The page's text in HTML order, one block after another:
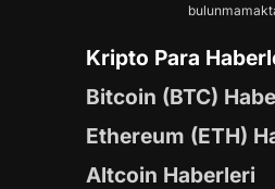
Kripto Para
Bitcoin (BTC)
Ethereum (ETH)
Altcoin Haberleri